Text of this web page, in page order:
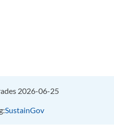
2026-06-25
SustainGov